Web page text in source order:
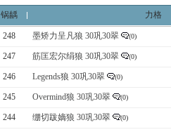
锅龋 力格
248 墨矫力呈凡狼 30巩30翠 (0)
247 筋匡宏尔绢狼 30巩30翠 (0)
246 Legends狼 30巩30翠 (0)
245 Overmind狼 30巩30翠 (0)
244 绷切跋嫡狼 30巩30翠 (0)